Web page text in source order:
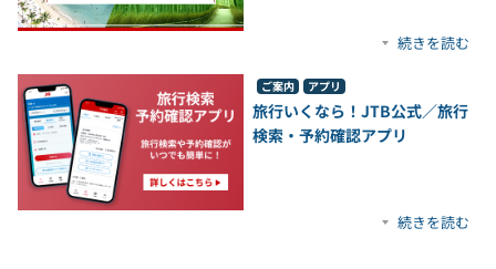
続きを読む
ご案内 アプリ
旅行いくなら！JTB公式／旅行
検索・予約確認アプリ
続きを読む